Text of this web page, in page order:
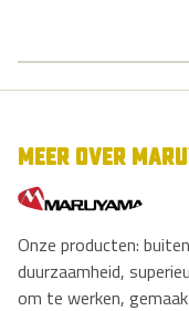
MEER OVER
Onze producten:
duurzaamheid,
om te werken,